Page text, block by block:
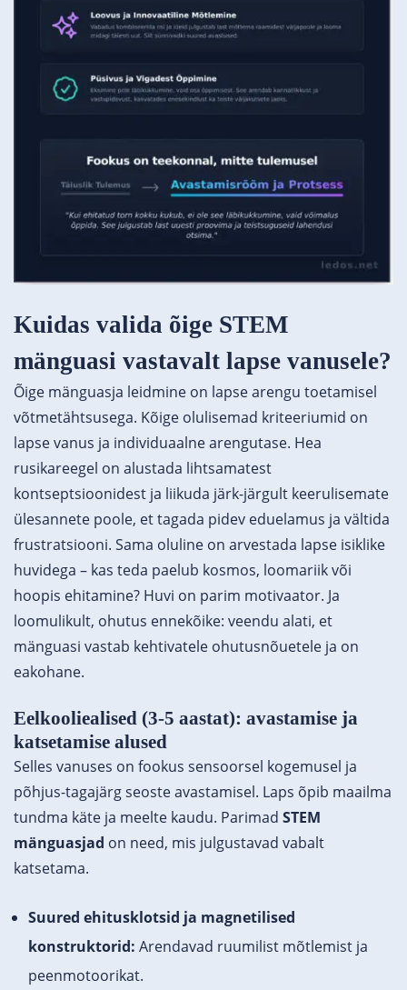
Kuidas valida õige STEM
mänguasi vastavalt lapse vanusele?
Õige mänguasja leidmine on lapse arengu toetamisel
võtmetähtsusega. Kõige olulisemad kriteeriumid on
lapse vanus ja individuaalne arengutase. Hea
rusikareegel on alustada lihtsamatest
kontseptsioonidest ja liikuda järk-järgult keerulisemate
ülesannete poole, et tagada pidev eduelamus ja vältida
frustratsiooni. Sama oluline on arvestada lapse isiklike
huvidega – kas teda paelub kosmos, loomariik või
hoopis ehitamine? Huvi on parim motivaator. Ja
loomulikult, ohutus ennekõike: veendu alati, et
mänguasi vastab kehtivatele ohutusnõuetele ja on
eakohane.
Eelkooliealised (3-5 aastat): avastamise ja
katsetamise alused
Selles vanuses on fookus sensoorsel kogemusel ja
põhjus-tagajärg seoste avastamisel. Laps õpib maailma
tundma käte ja meelte kaudu. Parimad STEM
mänguasjad on need, mis julgustavad vabalt
katsetama.
Suured ehitusklotsid ja magnetilised
konstruktorid: Arendavad ruumilist mõtlemist ja
peenmotoorikat.